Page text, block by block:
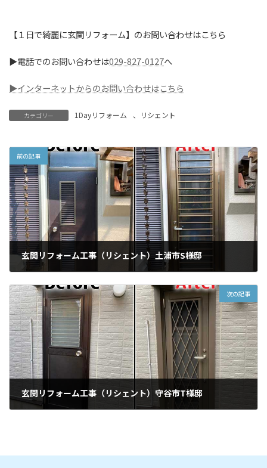
【１日で綺麗に玄関リフォーム】のお問い合わせはこちら
▶電話でのお問い合わせは029-827-0127へ
▶インターネットからのお問い合わせはこちら
カテゴリー 1Dayリフォーム 、 リシェント
前の記事
玄関リフォーム工事（リシェント）土浦市S様邸
2021年8月15日
次の記事
玄関リフォーム工事（リシェント）守谷市T様邸
2021年9月5日